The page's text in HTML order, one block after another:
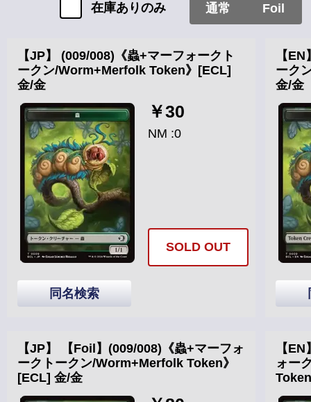
在庫ありのみ 通常 Foil
【JP】 (009/008)《蟲+マーフォークト
ークン/Worm+Merfolk Token》[ECL]
金/金
￥30
NM :0
SOLD OUT
同名検索
【
ーク
金/金
【JP】 【Foil】(009/008)《蟲+マーフォ
ークトークン/Worm+Merfolk Token》
[ECL] 金/金
【
ォー